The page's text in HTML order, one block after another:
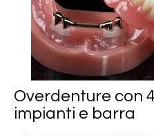
Overdenture con 4
impianti e barra